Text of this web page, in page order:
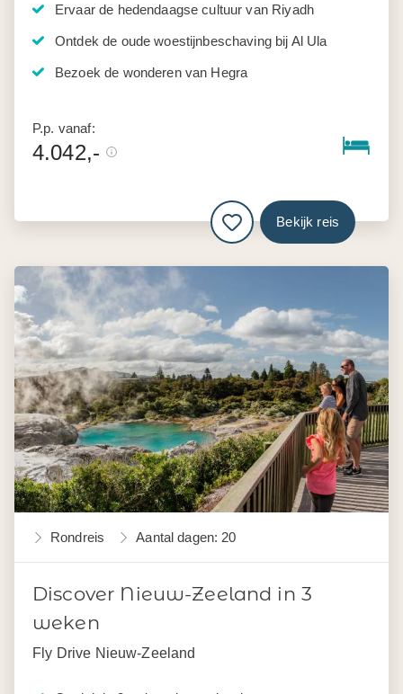
Ervaar de hedendaagse cultuur van Riyadh
Ontdek de oude woestijnbeschaving bij Al Ula
Bezoek de wonderen van Hegra
P.p. vanaf:
4.042,-
Bekijk reis
Rondreis Aantal dagen: 20
Discover Nieuw-Zeeland in 3
weken
Fly Drive Nieuw-Zeeland